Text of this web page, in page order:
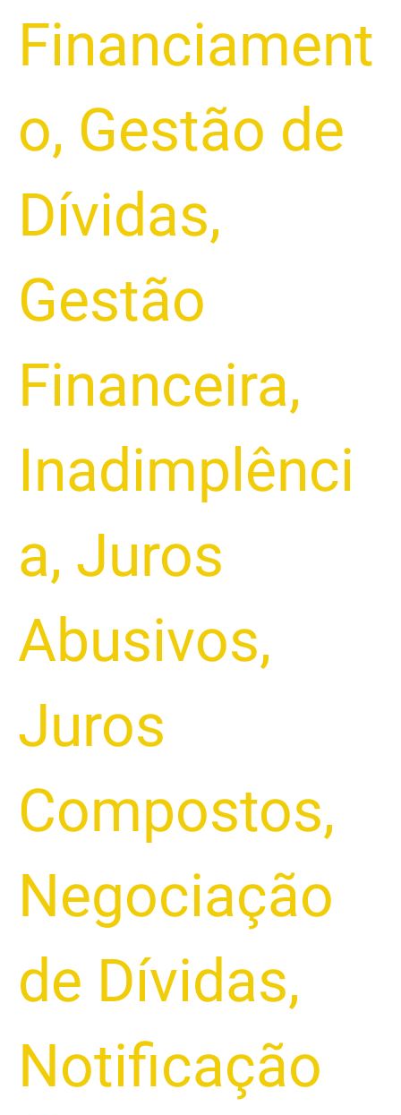
Financiament
o, Gestão de
Dívidas,
Gestão
Financeira,
Inadimplênci
a, Juros
Abusivos,
Juros
Compostos,
Negociação
de Dívidas,
Notificação